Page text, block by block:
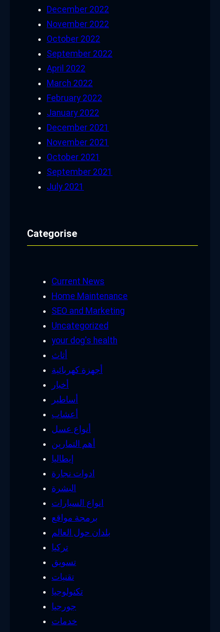
December 2022
November 2022
October 2022
September 2022
April 2022
March 2022
February 2022
January 2022
December 2021
November 2021
October 2021
September 2021
July 2021
Categorise
Current News
Home Maintenance
SEO and Marketing
Uncategorized
your dog's health
أثاث
أجهزة كهربائية
أخبار
أساطير
أعشاب
أنواع عسل
أهم التمارين
إيطاليا
ادوات نجارة
البشرة
انواع السيارات
برمجة مواقع
بلدان حول العالم
تركيا
تسويق
تقنيات
تكنولوجيا
جورجيا
خدمات